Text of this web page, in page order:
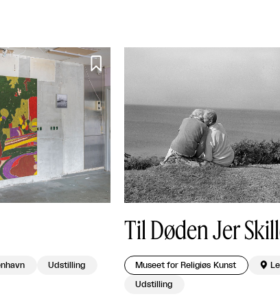

Udstilling
Til Døden Jer
Museet for Religiøs Kunst 
Udstilling